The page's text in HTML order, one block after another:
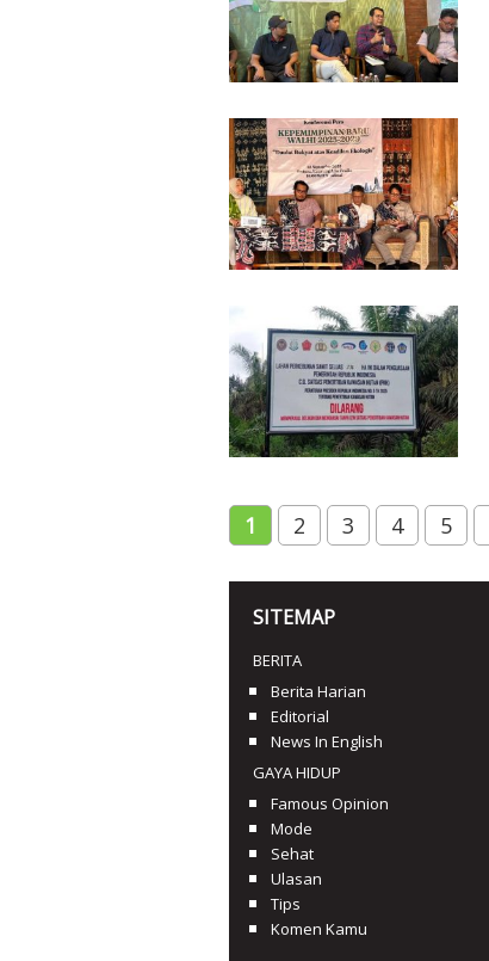
1 2 3 4 5
SITEMAP
BERITA
Berita Harian
Editorial
News In English
GAYA HIDUP
Famous Opinion
Mode
Sehat
Ulasan
Tips
Komen Kamu